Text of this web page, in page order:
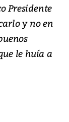
Presidente
y no en
le huía a